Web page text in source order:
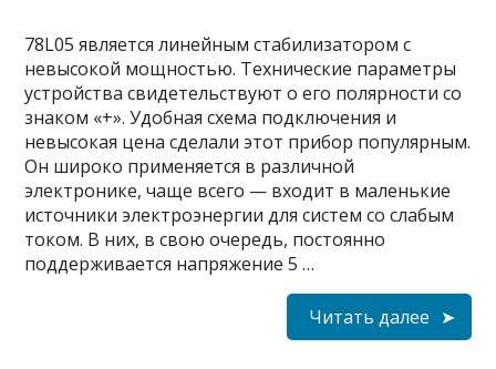
78L05 является линейным стабилизатором с
невысокой мощностью. Технические параметры
устройства свидетельствуют о его полярности со
знаком «+». Удобная схема подключения и
невысокая цена сделали этот прибор популярным.
Он широко применяется в различной
электронике, чаще всего — входит в маленькие
источники электроэнергии для систем со слабым
током. В них, в свою очередь, постоянно
поддерживается напряжение 5 …
Читать далее